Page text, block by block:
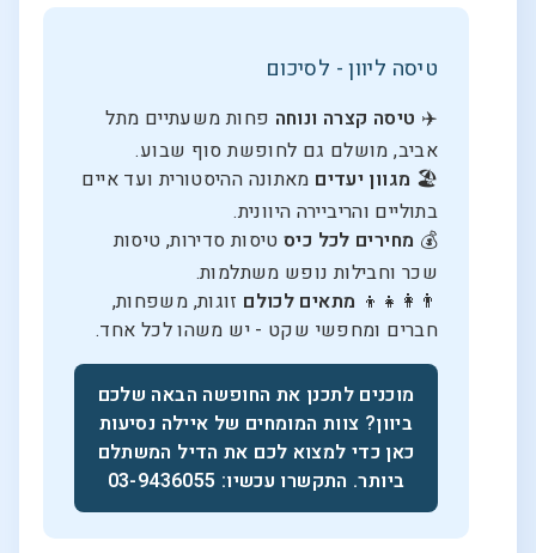
טיסה ליוון - לסיכום
✈️ טיסה קצרה ונוחה פחות משעתיים מתל
אביב, מושלם גם לחופשת סוף שבוע.
🏖️ מגוון יעדים מאתונה ההיסטורית ועד איים
בתוליים והריביירה היוונית.
💰 מחירים לכל כיס טיסות סדירות, טיסות
שכר וחבילות נופש משתלמות.
👨‍👩‍👧‍👦 מתאים לכולם זוגות, משפחות,
חברים ומחפשי שקט - יש משהו לכל אחד.
מוכנים לתכנן את החופשה הבאה שלכם
ביוון? צוות המומחים של איילה נסיעות
כאן כדי למצוא לכם את הדיל המשתלם
ביותר. התקשרו עכשיו: 03-9436055